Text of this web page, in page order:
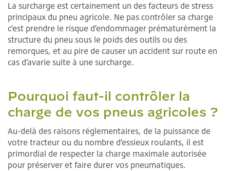
La surcharge est certainement un des facteurs de stress
principaux du pneu agricole. Ne pas contrôler sa charge
c’est prendre le risque d’endommager prématurément la
structure du pneu sous le poids des outils ou des
remorques, et au pire de causer un accident sur route en
cas d’avarie suite à une surcharge.
Pourquoi faut-il contrôler la
charge de vos pneus agricoles ?
Au-delà des raisons réglementaires, de la puissance de
votre tracteur ou du nombre d’essieux roulants, il est
primordial de respecter la charge maximale autorisée
pour préserver et faire durer vos pneumatiques.